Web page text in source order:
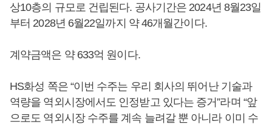
상10층의 규모로 건립된다. 공사기간은 2024년 8월23일
부터 2028년 6월22일까지 약 46개월간이다.
계약금액은 약 633억 원이다.
HS화성 쪽은 “이번 수주는 우리 회사의 뛰어난 기술과
역량을 역외시장에서도 인정받고 있다는 증거”라며 “앞
으로도 역외시장 수주를 계속 늘려갈 뿐 아니라 이미 수